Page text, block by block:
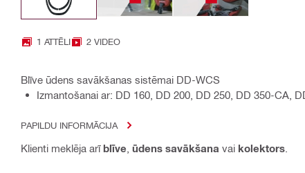
1 ATTĒLI 2 VIDEO
Blīve ūdens savākšanas sistēmai DD-WCS
Izmantošanai ar: DD 160, DD 200, DD 250, DD 350-CA,
PAPILDU INFORMĀCIJA
Klienti meklēja arīblīve ūdens savākšana vai kolektors